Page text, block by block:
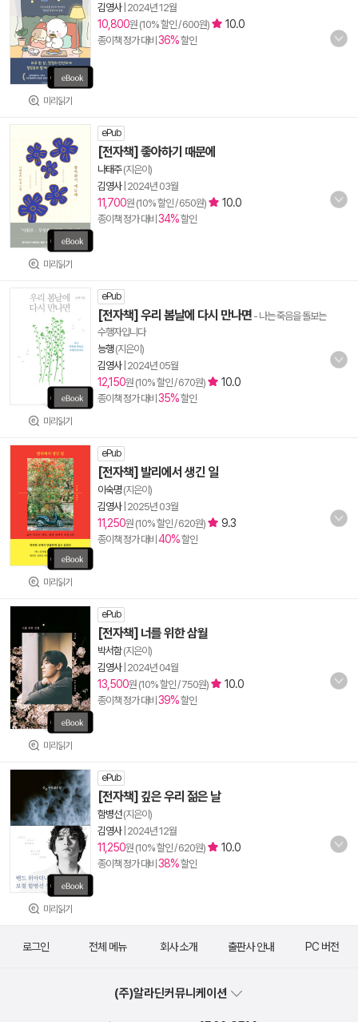
미리읽기
김영사| 2024년 12월
10,800원 (10% 할인 / 600원) 10.0
종이책 정가 대비 36%할인
미리읽기
ePub
[전자책] 좋아하기 때문에
나태주(지은이)
김영사| 2024년 03월
11,700원 (10% 할인 / 650원) 10.0
종이책 정가 대비 34%할인
미리읽기
ePub
[전자책] 우리 봄날에 다시 만나면 - 나는 죽음을 돌보는
수행자입니다
능행(지은이)
김영사| 2024년 05월
12,150원 (10% 할인 / 670원) 10.0
종이책 정가 대비 35%할인
미리읽기
ePub
[전자책] 발리에서 생긴 일
이숙명(지은이)
김영사| 2025년 03월
11,250원 (10% 할인 / 620원) 9.3
종이책 정가 대비 40%할인
미리읽기
ePub
[전자책] 너를 위한 삼월
박서함(지은이)
김영사| 2024년 04월
13,500원 (10% 할인 / 750원) 10.0
종이책 정가 대비 39%할인
미리읽기
ePub
[전자책] 깊은 우리 젊은 날
함병선(지은이)
김영사| 2024년 12월
11,250원 (10% 할인 / 620원) 10.0
종이책 정가 대비 38%할인
로그인 전체 메뉴 회사 소개 출판사 안내 PC 버전
(주)알라딘커뮤니케이션